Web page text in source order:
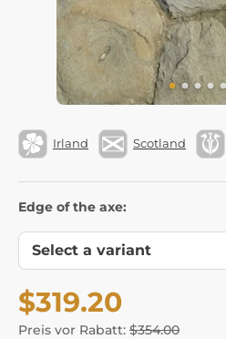
Irland Scotland
Edge of the axe:
$319.20
Preis vor Rabatt: $354.00